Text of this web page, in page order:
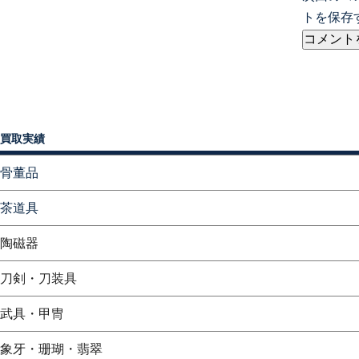
トを保存
買取実績
骨董品
茶道具
陶磁器
刀剣・刀装具
武具・甲冑
象牙・珊瑚・翡翠